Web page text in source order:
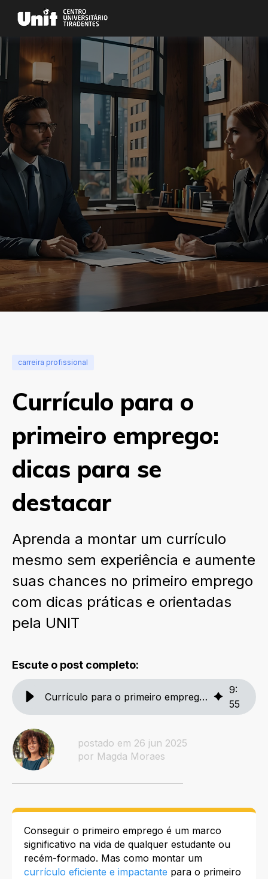
carreira profissional
Currículo para o
primeiro emprego:
dicas para se
destacar
Aprenda a montar um currículo
mesmo sem experiência e aumente
suas chances no primeiro emprego
com dicas práticas e orientadas
pela UNIT
Escute o post completo:
Currículo para o primeiro emprego: dicas para se destacar
9:
55
postado em 26 jun 2025
por Magda Moraes
Conseguir o primeiro emprego é um marco
significativo na vida de qualquer estudante ou
recém-formado. Mas como montar um
currículo eficiente e impactante para o primeiro